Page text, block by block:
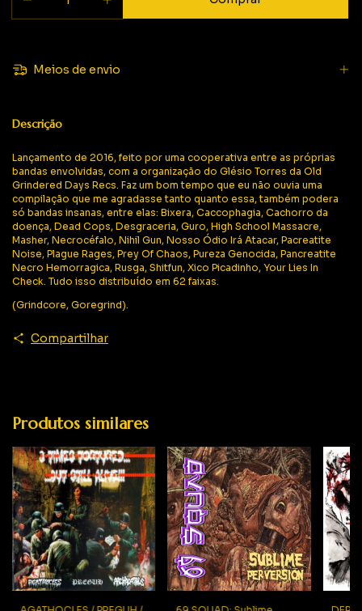
Meios de envio
Descrição
Lançamento de 2016, feito por uma cooperativa entre as próprias
bandas envolvidas, com a organização do Glésio Torres da Old
Grindered Days Recs. Faz um bom tempo que eu não ouvia uma
compilação que me agradasse tanto quanto essa, também podera
só bandas insanas, entre elas: Bixera, Caccophagia, Cachorro da
doença, Dead Cops, Desgraceria, Guro, High School Massacre,
Masher, Necrocéfalo, Nihil Gun, Nosso Ódio Irá Atacar, Pacreatite
Noise, Plague Rages, Prey Of Chaos, Pureza Genocida, Pancreatite
Necro Hemorragica, Rusga, Shitfun, Xico Picadinho, Your Lies In
Check. Tudo isso distribuído em 62 faixas.
(Grindcore, Goregrind).
Compartilhar
Produtos similares